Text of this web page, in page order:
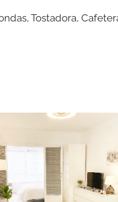
Tostadora,